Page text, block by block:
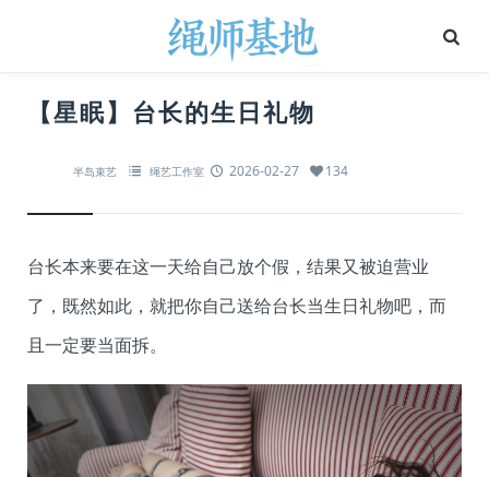
【星眠】台长的生日礼物
半岛束艺 绳艺工作室 2026-02-27 134
台长本来要在这一天给自己放个假，结果又被迫营业
了，既然如此，就把你自己送给台长当生日礼物吧，而
且一定要当面拆。